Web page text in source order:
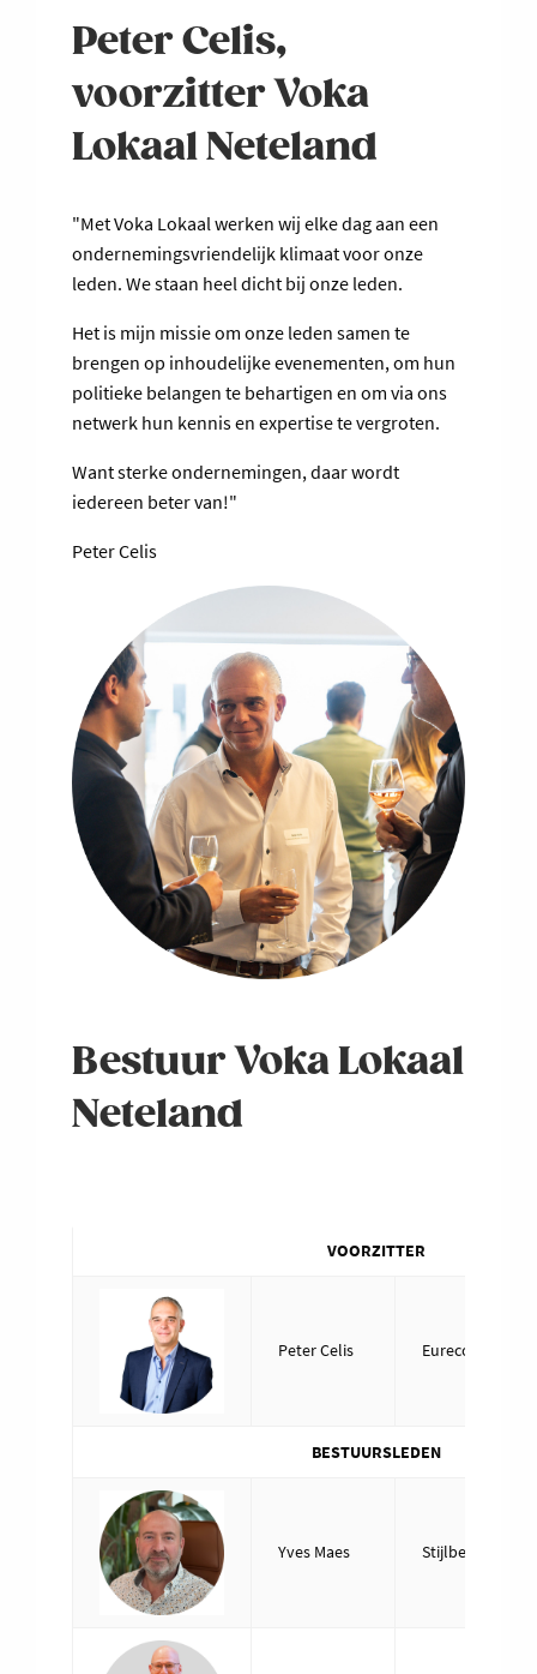
MET
GOEGEBEUR
Peter Celis,
voorzitter Voka
Lokaal Neteland
"Met Voka Lokaal werken wij elke dag aan een
ondernemingsvriendelijk klimaat voor onze
leden. We staan heel dicht bij onze leden.
Het is mijn missie om onze leden samen te
brengen op inhoudelijke evenementen, om hun
politieke belangen te behartigen en om via ons
netwerk hun kennis en expertise te vergroten.
Want sterke ondernemingen, daar wordt
iedereen beter van!"
Peter Celis
Bestuur Voka Lokaal
Neteland
VOORZITTER
Peter Celis Eureco
BESTUURSLEDEN
Yves Maes Stijlbeton